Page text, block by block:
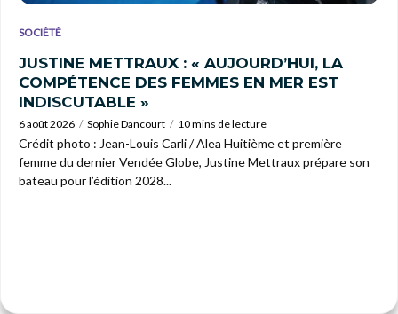
SOCIÉTÉ
JUSTINE METTRAUX : « AUJOURD’HUI, LA
COMPÉTENCE DES FEMMES EN MER EST
INDISCUTABLE »
6 août 2026 Sophie Dancourt 10 mins de lecture
Crédit photo : Jean-Louis Carli / Alea Huitième et première
femme du dernier Vendée Globe, Justine Mettraux prépare son
bateau pour l’édition 2028...